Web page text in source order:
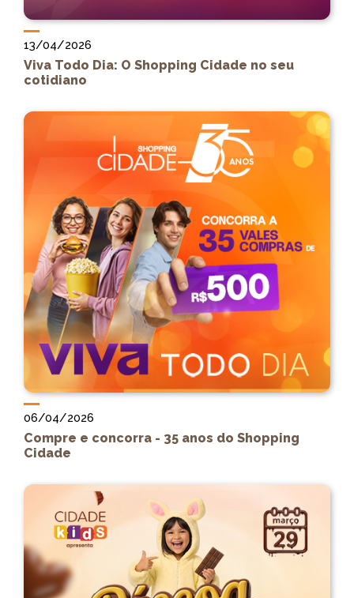
13/04/2026
Viva Todo Dia: O Shopping Cidade no seu
cotidiano
06/04/2026
Compre e concorra - 35 anos do Shopping
Cidade